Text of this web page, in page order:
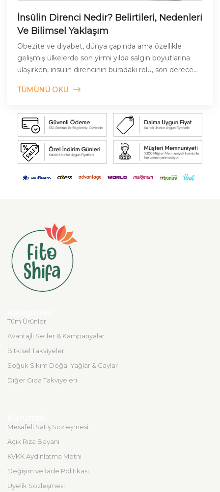
İnsülin Direnci Nedir? Belirtileri, Nedenleri
Ve Bilimsel Yaklaşım
Obezite ve diyabet, dünya çapında ama özellikle
gelişmiş ülkelerde son yirmi yılda salgın boyutlarına
ulaşırken, insülin direncinin buradaki rolü, son derece
TÜMÜNÜ OKU
Tüm Ürünler
Avantajlı Setler & Kampanyalar
Bitkisel Takviyeler
Soğuk Sıkım Doğal Yağlar & Çaylar
Diğer Gıda Takviyeleri
Mesafeli Satış Sözleşmesi
Açık Rıza Beyanı
KVKK Aydınlatma Metni
Değişim ve İade Politikası
Üyelik Sözleşmesi